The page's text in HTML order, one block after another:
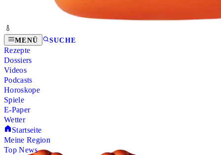
MENÜ SUCHE
Rezepte
Dossiers
Videos
Podcasts
Horoskope
Spiele
E-Paper
Wetter
Startseite
Meine Region
Top News